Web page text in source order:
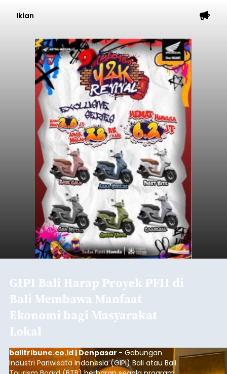
Iklan
GIPI Bali Harap Proyek PFII di
Bali Membawa Manfaat
Ekonomi bagi Masyarakat
Lokal
balitribune.co.id | Denpasar - Gabungan
Industri Pariwisata Indonesia (GIPI) Bali atau Bali